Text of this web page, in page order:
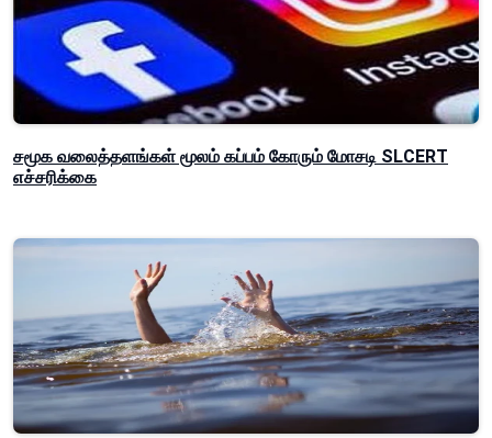
சமூக வலைத்தளங்கள் மூலம் கப்பம் கோரும் மோசடி SLCERT
எச்சரிக்கை